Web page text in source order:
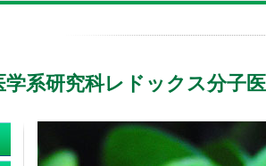
学系研究科レドックス分子